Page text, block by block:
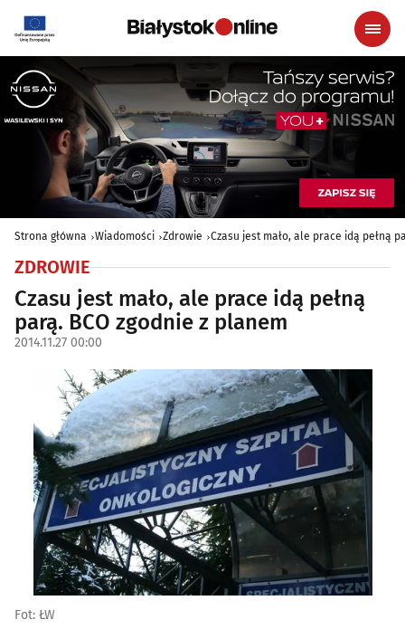
Strona główna Wiadomości Zdrowie Czasu jest mało, ale prace idą pełną
ZDROWIE
Czasu jest mało, ale prace idą pełną
parą. BCO zgodnie z planem
2014.11.27 00:00
Fot: ŁW